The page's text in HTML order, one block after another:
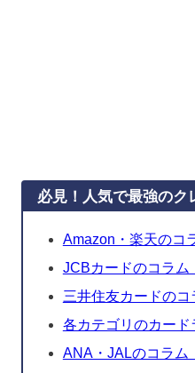
必見！人気で最強のク
Amazon・楽天のコ
JCBカードのコラム
三井住友カードのコ
各カテゴリのカード
ANA・JALのコラム